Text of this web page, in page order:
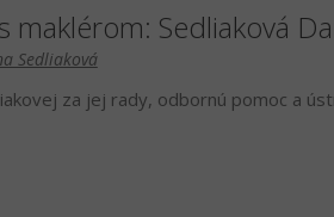
maklérom: Sedliaková
Sedliaková
za jej rady, odbornú pomoc a